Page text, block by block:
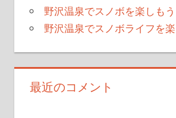
ン
野沢温泉でスノボを楽しもう
野沢温泉でスノボライフを
最近のコメント